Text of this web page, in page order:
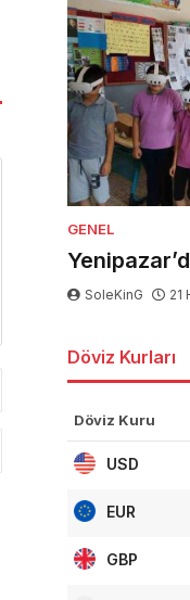
GENEL
SoleKinG 21
Döviz Kurları
Döviz Kuru
USD
EUR
GBP